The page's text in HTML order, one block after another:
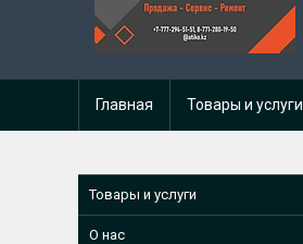
Главная Товары и услуги
Товары и услуги
О нас